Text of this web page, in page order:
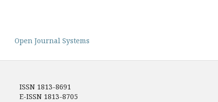
Open Journal Systems
ISSN 1813-8691
E-ISSN 1813-8705